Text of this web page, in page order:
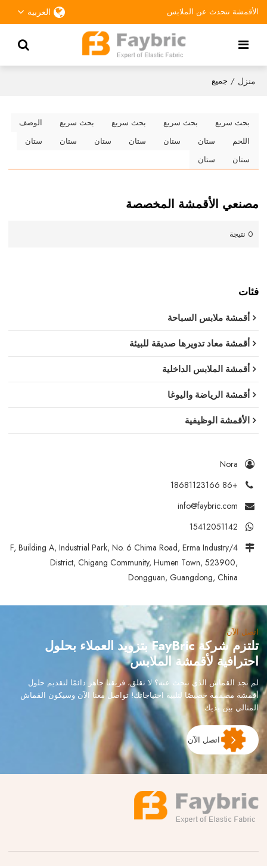
الأقمشة تتحدث عن الملابس العربية
منزل / جميع
بحث سريع بحث سريع بحث سريع بحث سريع
الوصف
اللحم
ستان ستان ستان ستان ستان
ستان
ستان
ستان
مصنعي الأقمشة المخصصة
0 نتيجة
فئات
أقمشة ملابس السباحة
أقمشة معاد تدويرها صديقة للبيئة
أقمشة الملابس الداخلية
أقمشة الرياضة واليوغا
الأقمشة الوظيفية
Nora
+86 18681123166
info@faybric.com
15412051142
4/F, Building A, Industrial Park, No. 6 Chima Road, Erma Industry
District, Chigang Community, Humen Town, 523900,
Dongguan, Guangdong, China
اتصل الآن
تلتزم شركة FayBric بتزويد العملاء بحلول
احترافية لأقمشة الملابس
لم تجد القماش الذي تبحث عنه؟ لا تقلق، فريقنا جاهز دائمًا لتقديم حلول
أقمشة مصممة خصيصًا لتلبية احتياجاتك! تواصل معنا الآن وسيكون القماش
المثالي بين يديك.
اتصل الآن